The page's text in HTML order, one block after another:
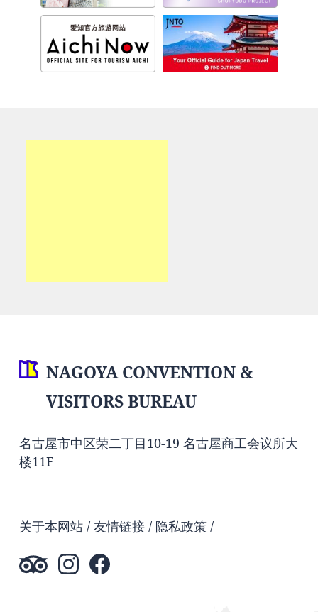
NAGOYA CONVENTION &
VISITORS BUREAU
名古屋市中区荣二丁目10-19 名古屋商工会议所大
楼11F
关于本网站 友情链接 隐私政策